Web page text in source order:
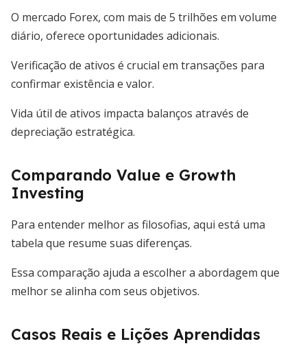
O mercado Forex, com mais de 5 trilhões em volume
diário, oferece oportunidades adicionais.
Verificação de ativos é crucial em transações para
confirmar existência e valor.
Vida útil de ativos impacta balanços através de
depreciação estratégica.
Comparando Value e Growth
Investing
Para entender melhor as filosofias, aqui está uma
tabela que resume suas diferenças.
Essa comparação ajuda a escolher a abordagem que
melhor se alinha com seus objetivos.
Casos Reais e Lições Aprendidas